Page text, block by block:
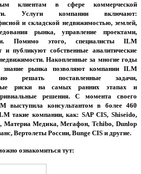
клиентам в сфере коммерческой
Услуги компании включают:
и складской недвижимостью, землей,
рынка, управление проектами,
Помимо этого, специалисты ILM
и публикуют собственные аналитические
Накопленные за многие годы
рынка позволяют компании ILM
решать поставленные задачи,
риски на самых ранних этапах и
решения. С момента своего
выступила консультантом в более 460
такие компании, как: SAP CIS, Shiseido,
Материа Медика, Мегафон, Tchibo, Dunlop
Вертолеты России, Bunge CIS и другие.
ознакомиться тут: